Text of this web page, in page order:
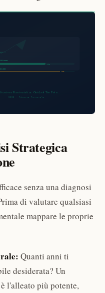
Strategica
senza una diagnosi
di valutare qualsiasi
mappare le proprie
Quanti anni ti
desiderata? Un
l'alleato più potente,